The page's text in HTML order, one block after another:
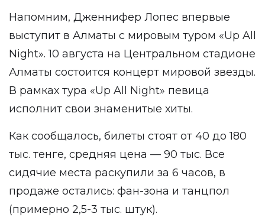
Напомним, Дженнифер Лопес впервые
выступит в Алматы с мировым туром «Up All
Night». 10 августа на Центральном стадионе
Алматы состоится концерт мировой звезды.
В рамках тура «Up All Night» певица
исполнит свои знаменитые хиты.
Как сообщалось, билеты стоят от 40 до 180
тыс. тенге, средняя цена — 90 тыс. Все
сидячие места раскупили за 6 часов, в
продаже остались: фан-зона и танцпол
(примерно 2,5-3 тыс. штук).